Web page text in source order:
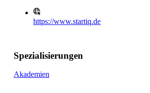
https://www.startiq.de
Spezialisierungen
Akademien